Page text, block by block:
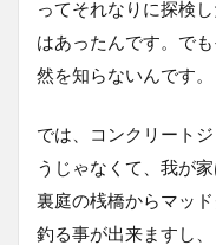
ってそれなりに探検
はあったんです。で
然を知らないんです。
では、コンクリート
うじゃなくて、我が
裏庭の桟橋からマッ
釣る事が出来ますし